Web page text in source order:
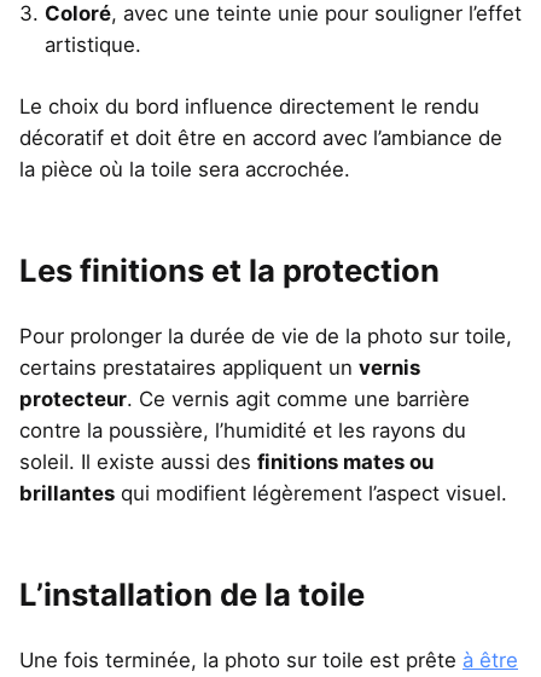
Coloré, avec une teinte unie pour souligner l’effet
artistique.
Le choix du bord influence directement le rendu
décoratif et doit être en accord avec l’ambiance de
la pièce où la toile sera accrochée.
Les finitions et la protection
Pour prolonger la durée de vie de la photo sur toile,
certains prestataires appliquent un vernis
protecteur. Ce vernis agit comme une barrière
contre la poussière, l’humidité et les rayons du
soleil. Il existe aussi des finitions mates ou
brillantes qui modifient légèrement l’aspect visuel.
L’installation de la toile
Une fois terminée, la photo sur toile est prête à être